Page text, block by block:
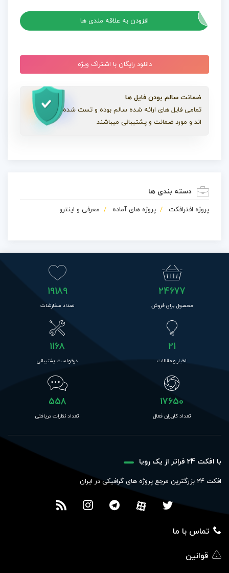
افزودن به علاقه مندی ها
دانلود رایگان با اشتراک ویژه
ضمانت سالم بودن فایل ها
تمامی فایل های ارائه شده سالم بوده و تست شده
اند و مورد ضمانت و پشتیبانی میباشند
دسته بندی ها
پروژه افترافکت پروژه های آماده معرفی و اینترو
24677
محصول برای فروش
19189
تعداد سفارشات
21
اخبار و مقالات
1168
درخواست پشتیبانی
17650
تعداد کاربران فعال
558
تعداد نظرات دریافتی
با افکت 24 فراتر از یک رویا
افکت 24 بزرگترین مرجع پروژه های گرافیکی در ایران
تماس با ما
قوانین